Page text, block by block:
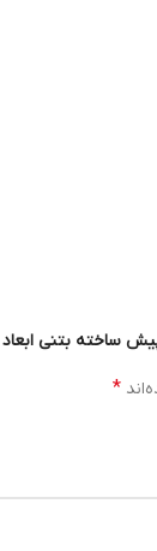
56*56 ارتفاع 48
*